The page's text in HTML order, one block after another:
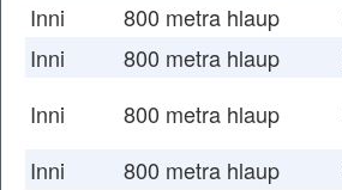
Inni
800 metra hlaup
Inni
800 metra hlaup
Inni
800 metra hlaup
Inni
800 metra hlaup